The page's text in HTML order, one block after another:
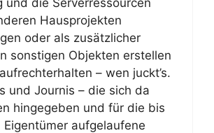
Hausprojekten
oder als zusätzlicher
sonstigen Objekten erstellen
– wen juckt’s.
und Journis – die sich da
hingegeben und für die bis
aufgelaufene